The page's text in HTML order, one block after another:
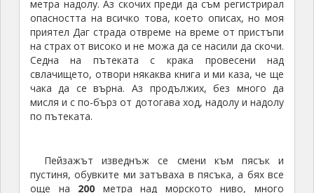
метра надолу. Аз скочих преди да съм регистрирал
опасността на всичко това, което описах, но моя
приятел Даг страда отвреме на време от пристъпи
на страх от високо и не можа да се насили да скочи.
Седна на пътеката с крака провесени над
свлачището, отвори някаква книга и ми каза, че ще
чака да се върна. Аз продължих, без много да
мисля и с по-бърз от дотогава ход, надолу и надолу
по пътеката.
Пейзажът изведнъж се смени към пясък и
пустиня, обувките ми затъваха в пясъка, а бях все
още на 200 метра над морското ниво, много